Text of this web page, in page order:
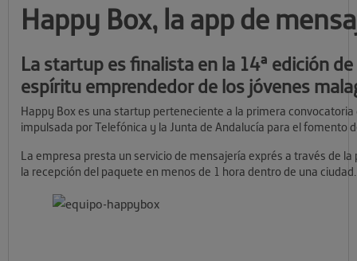
Happy Box, la app de
La startup es finalista en la 14ª edición
espíritu emprendedor de los jóvenes
Happy Box es una startup perteneciente a la primera
impulsada por Telefónica y la Junta de Andalucía para el fomento
La empresa presta un servicio de mensajería exprés a través de
la recepción del paquete en menos de 1 hora dentro de una ciudad.